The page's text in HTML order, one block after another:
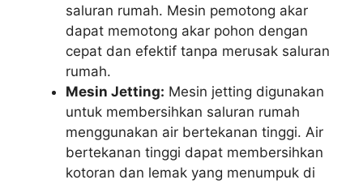
saluran rumah. Mesin pemotong akar
dapat memotong akar pohon dengan
cepat dan efektif tanpa merusak saluran
rumah.
Mesin Jetting: Mesin jetting digunakan
untuk membersihkan saluran rumah
menggunakan air bertekanan tinggi. Air
bertekanan tinggi dapat membersihkan
kotoran dan lemak yang menumpuk di